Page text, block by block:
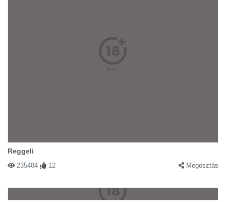
Reggeli
235484 12 Megosztás